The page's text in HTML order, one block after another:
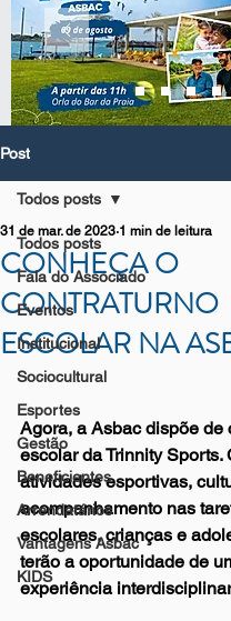
Post
Todos posts
Fala do Associado
Eventos
Institucional
Sociocultural
Esportes
Gestão
Beneficientes
Arrendatários
Vantagens Asbac
KIDS
Todos posts
CONHEÇA O
CONTRATURNO
ESCOLAR NA
31 de mar. de 2023 1 min de leitura
Agora, a Asbac dispõe de
escolar da Trinnity Sports.
atividades esportivas,
acompanhamento nas
escolares, crianças e
terão a oportunidade de
experiência